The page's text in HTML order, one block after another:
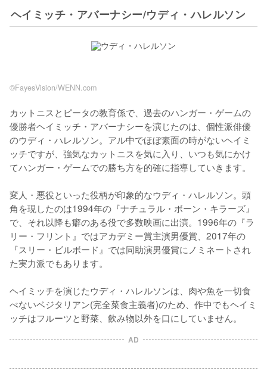
ヘイミッチ・アバーナシー/ウディ・ハレルソン
©FayesVision/WENN.com
カットニスとピータの教育係で、過去のハンガー・ゲームの
優勝者ヘイミッチ・アバーナシーを演じたのは、個性派俳優
のウディ・ハレルソン。アル中でほぼ素面の時がないヘイミ
ッチですが、強気なカットニスを気に入り、いつも気にかけ
てハンガー・ゲームでの勝ち方を的確に指導していきます。
変人・悪役といった役柄が印象的なウディ・ハレルソン。頭
角を現したのは1994年の『ナチュラル・ボーン・キラーズ』
で、それ以降も癖のある役で多数映画に出演。1996年の『ラ
リー・フリント』ではアカデミー賞主演男優賞、2017年の
『スリー・ビルボード』では同助演男優賞にノミネートされ
た実力派でもあります。
ヘイミッチを演じたウディ・ハレルソンは、肉や魚を一切食
べないベジタリアン(完全菜食主義者)のため、作中でもヘイミ
ッチはフルーツと野菜、飲み物以外を口にしていません。
AD